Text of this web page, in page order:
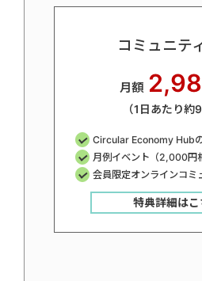
コミュニテ
月額
（1日あたり約
Circular Economy Hub
月例イベント（2,000円
会員限定オンラインコミ
特典詳細はこ